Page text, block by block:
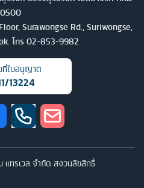
Surawongse Rd., Suriwongse,
โทร 02-853-9982
ที่ใบอนุญาต
13224
ทรเวล จำกัด สงวนลิขสิทธิ์